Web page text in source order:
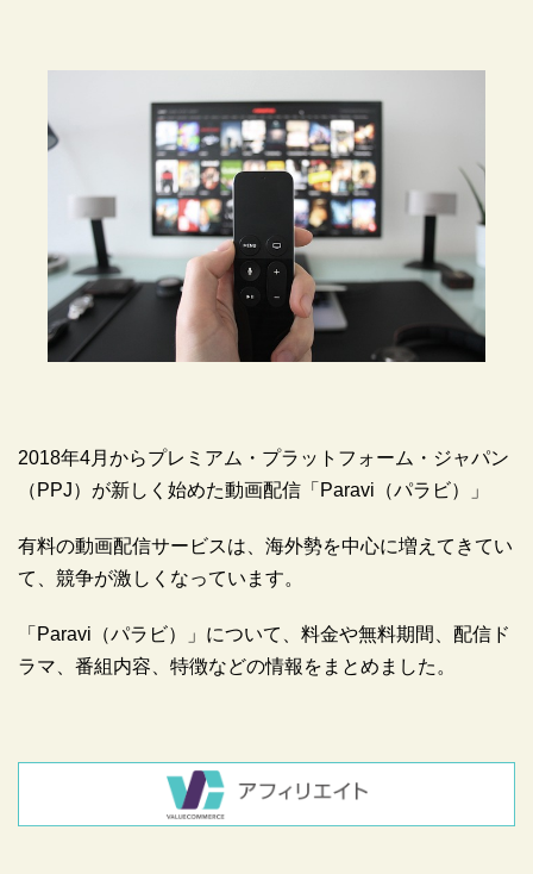
2018年4月からプレミアム・プラットフォーム・ジャパン
（PPJ）が新しく始めた動画配信「Paravi（パラビ）」
有料の動画配信サービスは、海外勢を中心に増えてきてい
て、競争が激しくなっています。
「Paravi（パラビ）」について、料金や無料期間、配信ド
ラマ、番組内容、特徴などの情報をまとめました。